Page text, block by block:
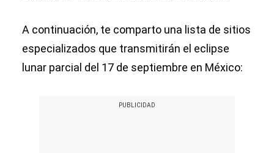
A continuación, te comparto una lista de sitios
especializados que transmitirán el eclipse
lunar parcial del 17 de septiembre en México: